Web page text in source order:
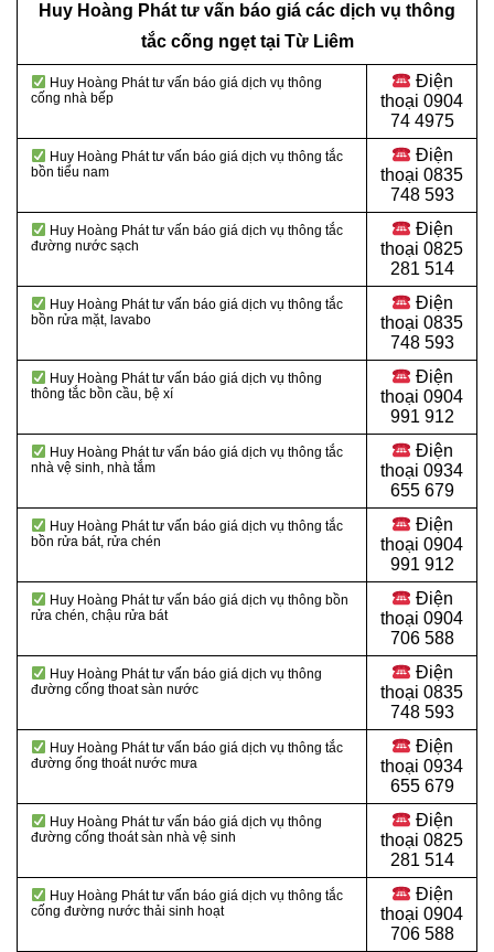
Huy Hoàng Phát tư vấn báo giá các dịch vụ thông
tắc cống ngẹt tại Từ Liêm
Huy Hoàng Phát tư vấn báo giá dịch vụ thông
cống nhà bếp
Điện
thoại 0904
74 4975
Huy Hoàng Phát tư vấn báo giá dịch vụ thông tắc
bồn tiểu nam
Điện
thoại 0835
748 593
Huy Hoàng Phát tư vấn báo giá dịch vụ thông tắc
đường nước sạch
Điện
thoại 0825
281 514
Huy Hoàng Phát tư vấn báo giá dịch vụ thông tắc
bồn rửa mặt, lavabo
Điện
thoại 0835
748 593
Huy Hoàng Phát tư vấn báo giá dịch vụ thông
thông tắc bồn cầu, bệ xí
Điện
thoại 0904
991 912
Huy Hoàng Phát tư vấn báo giá dịch vụ thông tắc
nhà vệ sinh, nhà tắm
Điện
thoại 0934
655 679
Huy Hoàng Phát tư vấn báo giá dịch vụ thông tắc
bồn rửa bát, rửa chén
Điện
thoại 0904
991 912
Huy Hoàng Phát tư vấn báo giá dịch vụ thông bồn
rửa chén, chậu rửa bát
Điện
thoại 0904
706 588
Huy Hoàng Phát tư vấn báo giá dịch vụ thông
đường cống thoat sàn nước
Điện
thoại 0835
748 593
Huy Hoàng Phát tư vấn báo giá dịch vụ thông tắc
đường ống thoát nước mưa
Điện
thoại 0934
655 679
Huy Hoàng Phát tư vấn báo giá dịch vụ thông
đường cống thoát sàn nhà vệ sinh
Điện
thoại 0825
281 514
Huy Hoàng Phát tư vấn báo giá dịch vụ thông tắc
cống đường nước thải sinh hoạt
Điện
thoại 0904
706 588